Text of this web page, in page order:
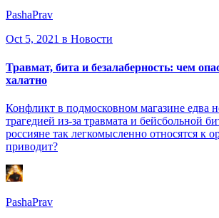
PashaPrav
Oct 5, 2021 в Новости
Травмат, бита и безалаберность: чем
халатно
Конфликт в подмосковном магазине едва
трагедией из-за травмата и бейсбольной
россияне так легкомысленно относятся к
приводит?
PashaPrav